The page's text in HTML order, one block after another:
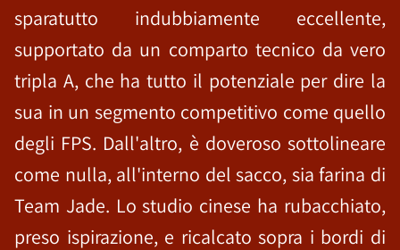
sparatutto indubbiamente eccellente,
supportato da un comparto tecnico da vero
tripla A, che ha tutto il potenziale per dire la
sua in un segmento competitivo come quello
degli FPS. Dall'altro, è doveroso sottolineare
come nulla, all'interno del sacco, sia farina di
Team Jade. Lo studio cinese ha rubacchiato,
preso ispirazione, e ricalcato sopra i bordi di